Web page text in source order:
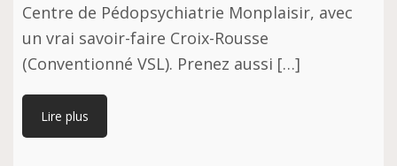
Centre de Pédopsychiatrie Monplaisir, avec
un vrai savoir-faire Croix-Rousse
(Conventionné VSL). Prenez aussi […]
Lire plus